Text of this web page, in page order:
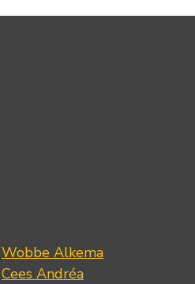
Wobbe Alkema
Cees Andréa